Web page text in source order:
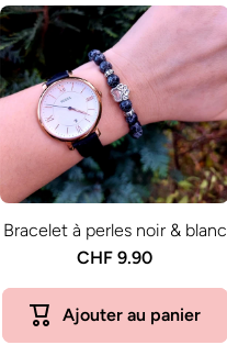
Bracelet à perles noir & blanc
CHF 9.90
Ajouter au panier